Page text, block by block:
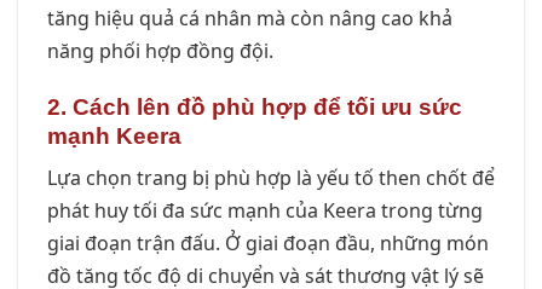
tăng hiệu quả cá nhân mà còn nâng cao khả
năng phối hợp đồng đội.
2. Cách lên đồ phù hợp để tối ưu sức
mạnh Keera
Lựa chọn trang bị phù hợp là yếu tố then chốt để
phát huy tối đa sức mạnh của Keera trong từng
giai đoạn trận đấu. Ở giai đoạn đầu, những món
đồ tăng tốc độ di chuyển và sát thương vật lý sẽ